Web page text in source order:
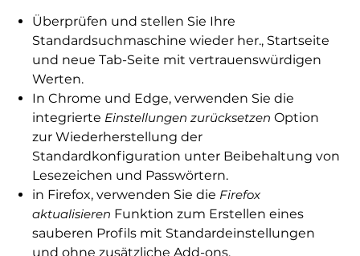
Überprüfen und stellen Sie Ihre
Standardsuchmaschine wieder her., Startseite
und neue Tab-Seite mit vertrauenswürdigen
Werten.
In Chrome und Edge, verwenden Sie die
integrierte Einstellungen zurücksetzen Option
zur Wiederherstellung der
Standardkonfiguration unter Beibehaltung von
Lesezeichen und Passwörtern.
in Firefox, verwenden Sie die Firefox
aktualisieren Funktion zum Erstellen eines
sauberen Profils mit Standardeinstellungen
und ohne zusätzliche Add-ons.